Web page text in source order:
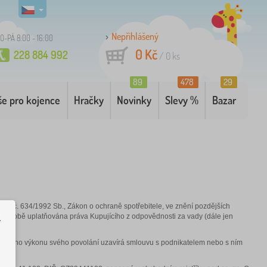
PÁ 8:00 - 16:00
228 884 992
Nepřihlášený
0 Kč/ 0 ks
pro kojence Hračky Novinky
89
Slevy %
478
Bazar
29
č. 634/1992 Sb., Zákon o ochraně spotřebitele, ve znění pozdějších
době uplatňována práva Kupujícího z odpovědnosti za vady (dále jen
výkonu svého povolání uzavírá smlouvu s podnikatelem nebo s ním